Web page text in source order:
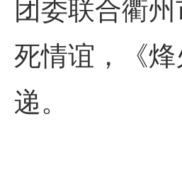
团委联合衢
死情谊，《
递。